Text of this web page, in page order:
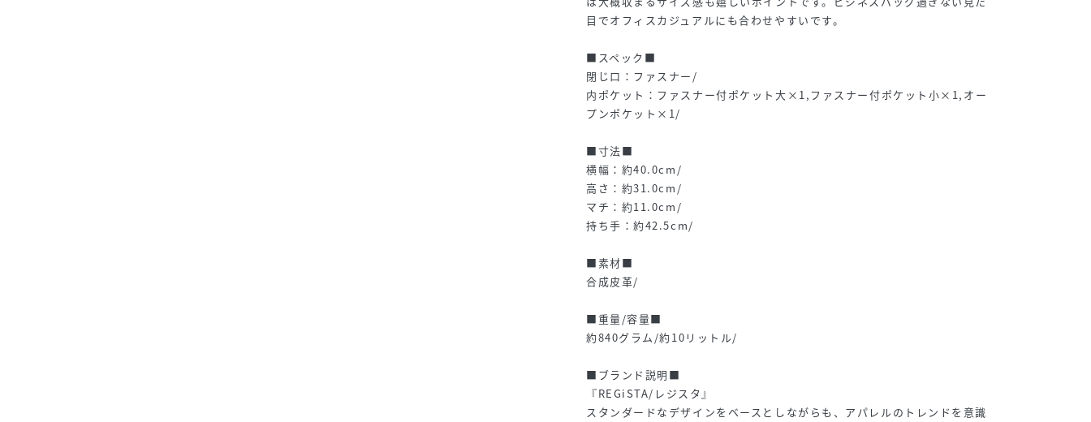
目でオフィスカジュアルにも合わせやすいです。
■スペック■
閉じ口：ファスナー/
内ポケット：ファスナー付ポケット大×1,ファスナー付ポケット小×1,オー
プンポケット×1/
■寸法■
横幅：約40.0cm/
高さ：約31.0cm/
マチ：約11.0cm/
持ち手：約42.5cm/
■素材■
合成皮革/
■重量/容量■
約840グラム/約10リットル/
■ブランド説明■
『REGiSTA/レジスタ』
スタンダードなデザインをベースとしながらも、アパレルのトレンドを意識